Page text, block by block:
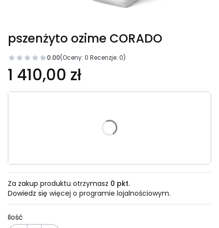
pszenżyto ozime CORADO
0.00(Oceny: 0 Recenzje: 0)
1 410,00 zł
Za zakup produktu otrzymasz 0 pkt.
Dowiedz się więcej o programie lojalnościowym.
Ilość